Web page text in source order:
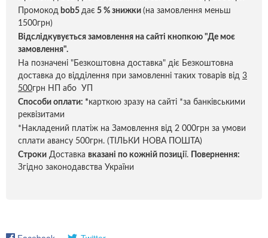
Промокод bob5 дає 5 % знижки (на замовлення меньш
1500грн)
Відслідкувується замовлення на сайті кнопкою "Де моє
замовлення".
На позначені "Безкоштовна доставка" діє Безкоштовна
доставка до відділення при замовленні таких товарів від 3
500грн НП або УП
Способи оплати: *карткою зразу на сайті *за банківськими
реквізитами
*Накладений платіж на Замовлення від 2 000грн за умови
сплати авансу 500грн. (ТІЛЬКИ НОВА ПОШТА)
Строки Доставка вказані по кожній позиції.
Повернення:
Згідно законодавства України